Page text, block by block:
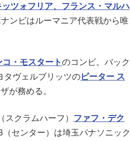
ツォフリア、フランス・マルハ
ンビはルーマニア代表戦から唯
コ・モスタートのコンビ。バック
タヴェルブリッツのピーター ス
が務める。
クラムハーフ） ファフ・デク
センター）は埼玉パナソニック